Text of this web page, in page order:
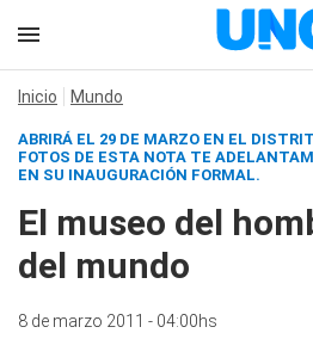
Inicio Mundo
ABRIRÁ EL 29 DE MARZO EN EL
FOTOS DE ESTA NOTA TE
EN SU INAUGURACIÓN FORMAL.
El museo del
del mundo
8 de marzo 2011 - 04:00hs